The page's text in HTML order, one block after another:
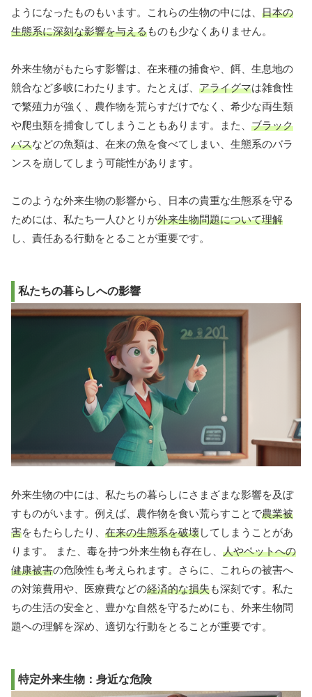
ようになったものもいます。これらの生物の中には、 日本の
生態系に深刻な影響を与えるものも少なくありません。
外来生物がもたらす影響は、在来種の捕食や、餌、生息地の
競合など多岐にわたります。たとえば、 アライグマは雑食性
で繁殖力が強く、農作物を荒らすだけでなく、希少な両生類
や爬虫類を捕食してしまうこともあります。また、 ブラック
バスなどの魚類は、在来の魚を食べてしまい、生態系のバラ
ンスを崩してしまう可能性があります。
このような外来生物の影響から、日本の貴重な生態系を守る
ためには、私たち一人ひとりが外来生物問題について理解
し、責任ある行動をとることが重要です。
私たちの暮らしへの影響
外来生物の中には、私たちの暮らしにさまざまな影響を及ぼ
すものがいます。例えば、農作物を食い荒らすことで農業被
害をもたらしたり、 在来の生態系を破壊してしまうことがあ
ります。 また、毒を持つ外来生物も存在し、 人やペットへの
健康被害の危険性も考えられます。さらに、これらの被害へ
の対策費用や、医療費などの経済的な損失も深刻です。私た
ちの生活の安全と、豊かな自然を守るためにも、外来生物問
題への理解を深め、適切な行動をとることが重要です。
特定外来生物：身近な危険